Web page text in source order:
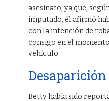
asesinato, ya que,
imputado, él afirmó
con la intención de
consigo en el
vehículo.
Betty había sido